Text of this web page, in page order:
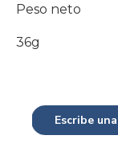
Peso neto
36g
Escribe